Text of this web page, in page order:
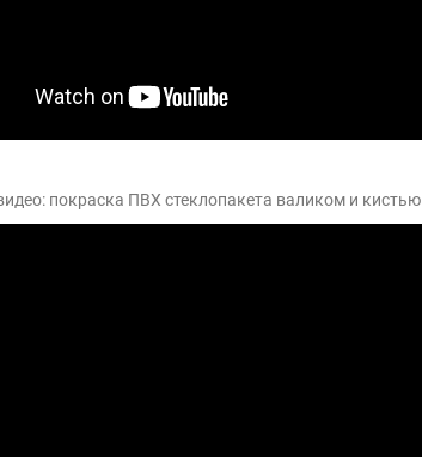
покраска ПВХ стеклопакета валиком и кистью